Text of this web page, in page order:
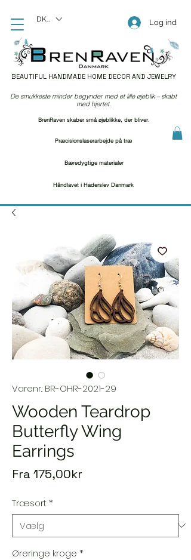
BEAUTIFUL HANDMADE HOME DECOR AND JEWELRY
Log ind
DKK (kr)
Præcisionslaserarbejde på træ
Bæredygtige materialer
Håndlavet i Haderslev Danmark
De smukkeste minder begynder med et lille øjeblik – skabt
med hjertet.
BrenRaven skaber små øjeblikke, der bliver.
Varenr.: BR-OHR-2021-29
Wooden Teardrop
Butterfly Wing
Earrings
Fra 175,00krSalgspris
Træsort*
Øreringe kroge *